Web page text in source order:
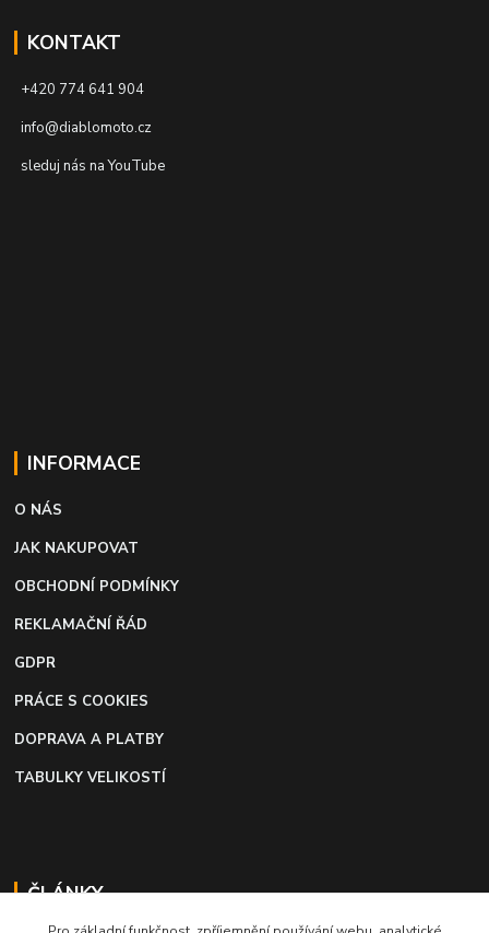
KONTAKT
+420 774 641 904
info@diablomoto.cz
sleduj nás na YouTube
INFORMACE
O NÁS
JAK NAKUPOVAT
OBCHODNÍ PODMÍNKY
REKLAMAČNÍ ŘÁD
GDPR
PRÁCE S COOKIES
DOPRAVA A PLATBY
TABULKY VELIKOSTÍ
ČLÁNKY